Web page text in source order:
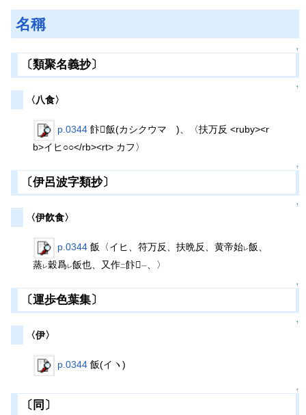
名稱
↑
〔類聚名義抄〕
↑
〈八食〉
p.0344 飰𩚳飯(カシクウマゝ)、〈扶万反 <ruby><r
b>イヒ○○</rb><rt> カフ〉
↑
〔伊呂波字類抄〕
↑
〈伊飮食〉
p.0344 飯〈イヒ、符万反、扶晩反、黄帝始レ飯、
蒸レ穀爲レ飯也、又作二飰𩚳一、〉
↑
〔運歩色葉集〕
↑
〈伊〉
p.0344 飯(イヽ)
↑
〔同〕